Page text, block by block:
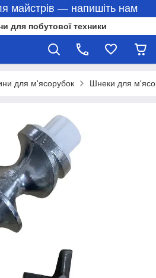
майстрів — напишіть нам
для побутової техники
для м'ясорубок Шнеки для